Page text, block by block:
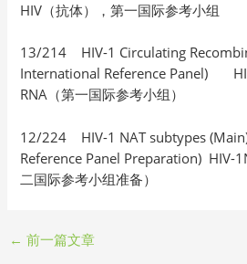
HIV（抗体），第一国际参考小组
13/214 HIV-1 Circulating
International Reference Panel)
RNA（第一国际参考小组）
12/224 HIV-1 NAT subtypes
Reference Panel Preparation) HIV-
二国际参考小组准备）
← 前一篇文章